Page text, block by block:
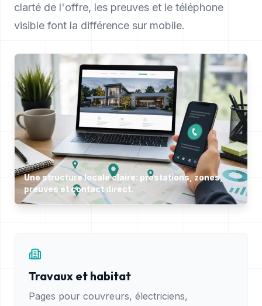
clarté de l'offre, les preuves et le téléphone
visible font la différence sur mobile.
Une structure locale claire: prestations, zones,
preuves et contact direct.
Travaux et habitat
Pages pour couvreurs, électriciens,